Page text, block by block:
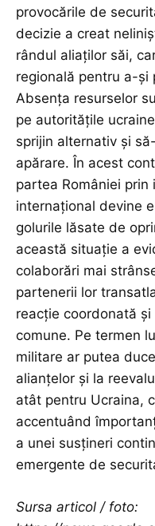
provocările de
decizie a creat
rândul aliaților săi,
regională pentru a-și
Absența resurselor
pe autoritățile
sprijin alternativ și
apărare. În acest
partea României
internațional devine
golurile lăsate de
această situație a
colaborări mai
partenerii lor
reacție coordonată
comune. Pe termen
militare ar putea
alianțelor și la
atât pentru Ucraina,
accentuând
a unei susțineri
emergente de
Sursa articol / foto: